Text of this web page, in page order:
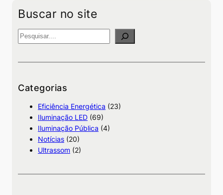
Buscar no site
P
s
u
Categorias
Eficiência Energética (23)
Iluminação LED (69)
Iluminação Pública (4)
Notícias (20)
Ultrassom (2)